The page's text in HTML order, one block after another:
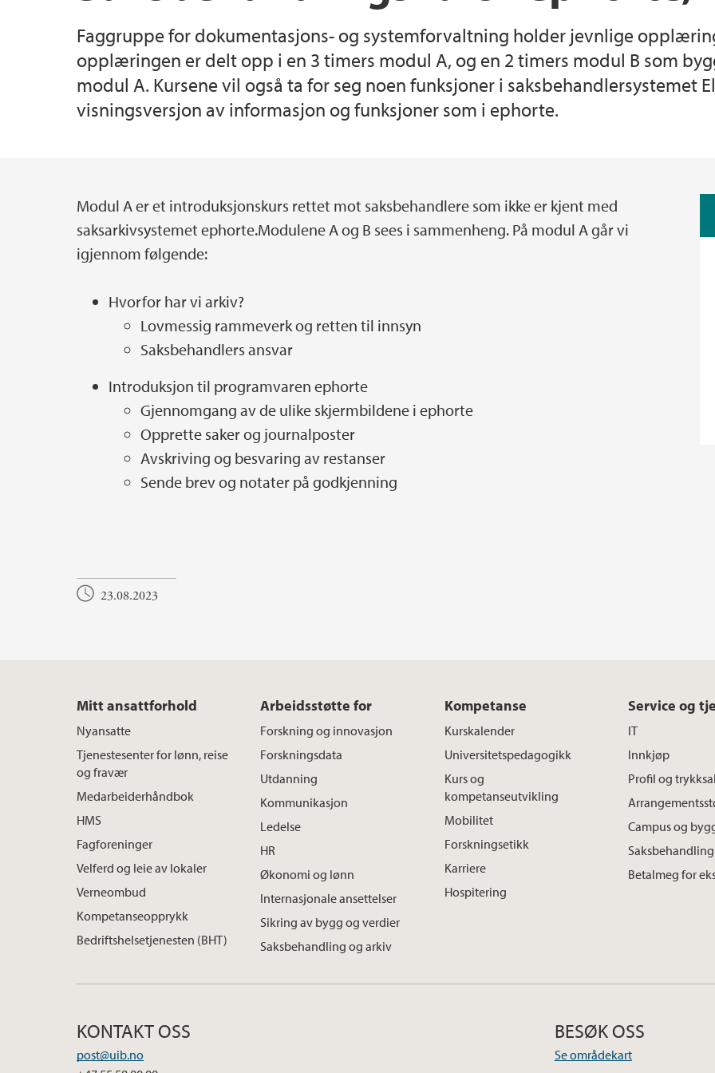
Verneombud
Bedriftshelsetjenesten (BHT)
Økonomi og lønn Internasjonale
Sikring av bygg og verdier Saksbehandling og
Hospitering Betalmeg for
Faggruppe for dokumentasjons- og systemforvaltning holder jevnlige
opplæringen er delt opp i en 3 timers modul A, og en 2 timers modul B som
modul A. Kursene vil også ta for seg noen funksjoner i saksbehandlersystemet
visningsversjon av informasjon og funksjoner som i ephorte.
Hovedinnhold
Modul A er et introduksjonskurs rettet mot saksbehandlere som ikke er kjent med
saksarkivsystemet ephorte.Modulene A og B sees i sammenheng. På modul A går vi
igjennom følgende:
Hvorfor har vi arkiv?
Lovmessig rammeverk og retten til innsyn
Saksbehandlers ansvar
Introduksjon til programvaren ephorte
Gjennomgang av de ulike skjermbildene i ephorte
Opprette saker og journalposter
Avskriving og besvaring av restanser
Sende brev og notater på godkjenning
23.08.2023
Mitt ansattforhold
Nyansatte
Tjenestesenter for lønn, reise
og fravær
Medarbeiderhåndbok
HMS
Fagforeninger
Velferd og leie av lokaler
Verneombud
Kompetanseopprykk
Bedriftshelsetjenesten (BHT)
Arbeidsstøtte for
Forskning og innovasjon
Forskningsdata
Utdanning
Kommunikasjon
Ledelse
HR
Økonomi og lønn
Internasjonale ansettelser
Sikring av bygg og verdier
Saksbehandling og arkiv
Kompetanse
Kurskalender
Universitetspedagogikk
Kurs og
kompetanseutvikling
Mobilitet
Forskningsetikk
Karriere
Hospitering
Service og
IT
Innkjøp
Profil og
Campus og
Betalmeg for
KONTAKT OSS
post@uib.no
BESØK OSS
Se områdekart